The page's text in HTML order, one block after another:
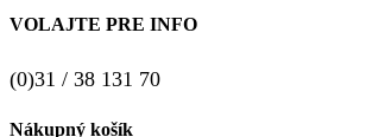
VOLAJTE PRE INFO
(0)31 / 38 131 70
Nákupný košík